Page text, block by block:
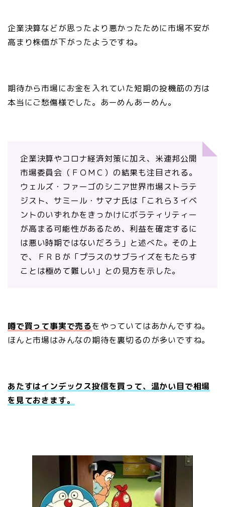
企業決算などが思ったより悪かったために市場不安が
高まり株価が下がったようですね。
期待から市場にお金を入れていた短期の投機筋の方は
本当にご愁傷様でした。あーめんあーめん。
企業決算やコロナ経済対策に加え、米連邦公開
市場委員会（ＦＯＭＣ）の結果も注目される。
ウェルズ・ファーゴのシニア世界市場ストラテ
ジスト、サミール・サマナ氏は「これら３イベ
ントのいずれかをきっかけにボラティリティー
が高まる可能性があるため、利益を確定するに
は悪い時期ではないだろう」と述べた。その上
で、ＦＲＢが「プラスのサブライズをもたらす
ことは極めて難しい」との見方を示した。
噂で買って事実で売るをやっていてはあかんですね。
ほんと市場はみんなの期待を裏切るのが多いですね。
あたすはインデックス投信を買って、 温かい目で相場
を見ておきます。